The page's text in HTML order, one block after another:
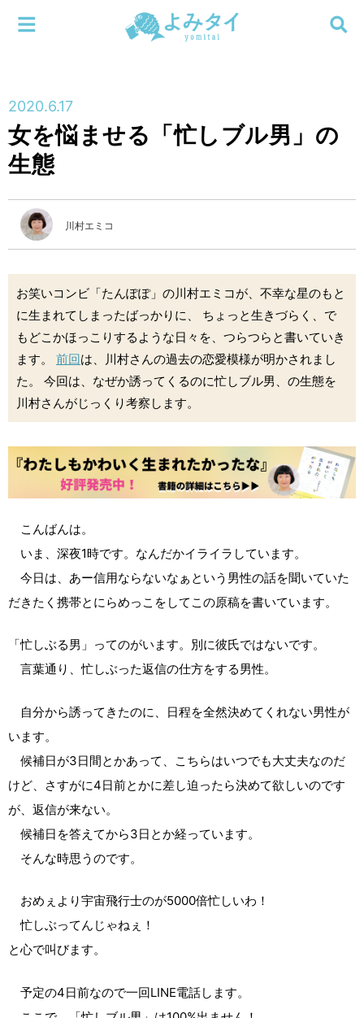
特集
編集部
検索する
メニューを閉じる
2020.6.17
女を悩ませる「忙しブル男」の
生態
川村エミコ
お笑いコンビ「たんぽぽ」の川村エミコが、不幸な星のもと
に生まれてしまったばっかりに、 ちょっと生きづらく、で
もどこかほっこりするような日々を、つらつらと書いていき
ます。 前回は、川村さんの過去の恋愛模様が明かされまし
た。 今回は、なぜか誘ってくるのに忙しブル男、の生態を
川村さんがじっくり考察します。
こんばんは。
いま、深夜1時です。なんだかイライラしています。
今日は、あー信用ならないなぁという男性の話を聞いていた
だきたく携帯とにらめっこをしてこの原稿を書いています。
「忙しぶる男」ってのがいます。別に彼氏ではないです。
言葉通り、忙しぶった返信の仕方をする男性。
自分から誘ってきたのに、日程を全然決めてくれない男性が
います。
候補日が3日間とかあって、こちらはいつでも大丈夫なのだ
けど、さすがに4日前とかに差し迫ったら決めて欲しいのです
が、返信が来ない。
候補日を答えてから3日とか経っています。
そんな時思うのです。
おめぇより宇宙飛行士のが5000倍忙しいわ！
忙しぶってんじゃねぇ！
と心で叫びます。
予定の4日前なので一回LINE電話します。